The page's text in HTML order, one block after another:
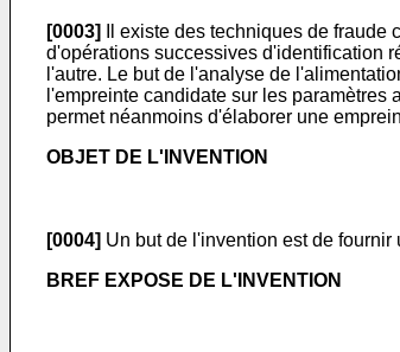
[0003]
Il existe des techniques de
d'opérations successives d'identification
l'autre. Le but de l'analyse de
l'empreinte candidate sur les
permet néanmoins d'élaborer une
OBJET DE L'INVENTION
[0004] Un but de l'invention est de
BREF EXPOSE DE L'INVENTION